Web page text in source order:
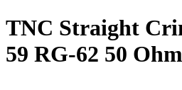
TNC Straight
59 RG-62 50 Ohm